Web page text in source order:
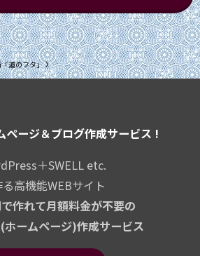
道のフタ」
ページ＆ブログ作成サービス !
＋SWELL etc.
高機能WEBサイト
作れて月額料金が不要の
ホームページ)作成サービス